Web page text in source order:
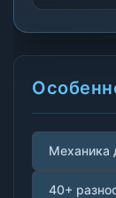
Механика
40+